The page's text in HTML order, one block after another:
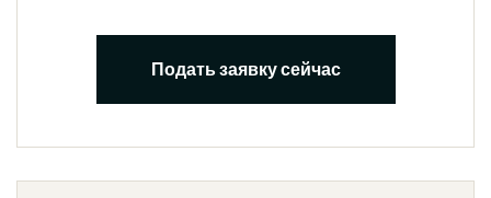
Подать заявку сейчас